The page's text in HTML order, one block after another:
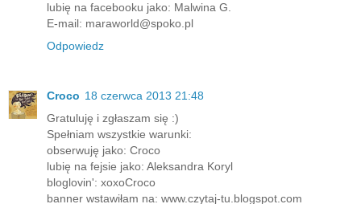
lubię na facebooku jako: Malwina G.
E-mail: maraworld@spoko.pl
Odpowiedz
Croco 18 czerwca 2013 21:48
Gratuluję i zgłaszam się :)
Spełniam wszystkie warunki:
obserwuję jako: Croco
lubię na fejsie jako: Aleksandra Koryl
bloglovin': xoxoCroco
banner wstawiłam na: www.czytaj-tu.blogspot.com